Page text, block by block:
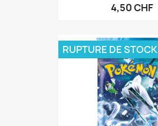
4,50 CHF
RUPTURE DE STOCK